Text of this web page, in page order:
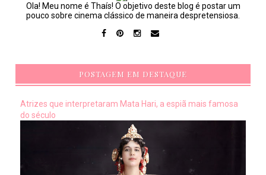
Ola! Meu nome é Thaís! O objetivo deste blog é postar um
pouco sobre cinema clássico de maneira despretensiosa.
POSTAGEM EM DESTAQUE
Atrizes que interpretaram Mata Hari, a espiã mais famosa
do século